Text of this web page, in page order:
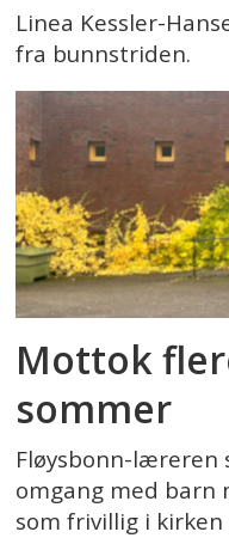
Linea Kessler-
fra bunnstriden.
Mottok
sommer
Fløysbonn-læreren
omgang med barn
som frivillig i